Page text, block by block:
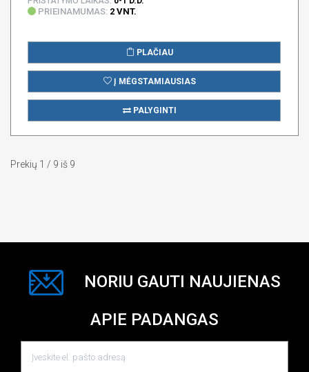
PRIEINAMUMAS: 2 VNT.
PLAČIAU
Į MĖGSTAMIAUSIAS
PALYGINTI
Prekių 1 / 9 iš 9
NORIU GAUTI NAUJIENAS
APIE PADANGAS